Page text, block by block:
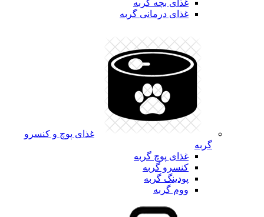
غذای بچه گربه
غذای درمانی گربه
غذای پوچ و کنسرو
گربه
غذای پوچ گربه
کنسرو گربه
پودینگ گربه
ووم گربه